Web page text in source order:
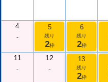
4
-
5
残り
2枠
6
残り
2枠
11
-
12
-
13
残り
2枠